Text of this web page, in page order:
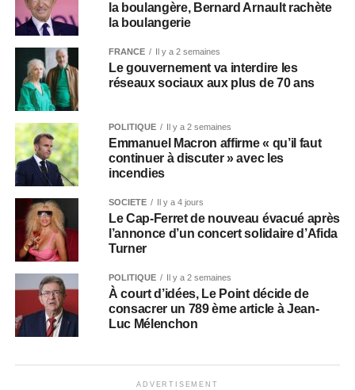
la boulangère, Bernard Arnault rachète
la boulangerie
FRANCE Il y a 2 semaines
Le gouvernement va interdire les
réseaux sociaux aux plus de 70 ans
POLITIQUE Il y a 2 semaines
Emmanuel Macron affirme « qu’il faut
continuer à discuter » avec les
incendies
SOCIÉTÉ Il y a 4 jours
Le Cap-Ferret de nouveau évacué après
l’annonce d’un concert solidaire d’Afida
Turner
POLITIQUE Il y a 2 semaines
À court d’idées, Le Point décide de
consacrer un 789 ème article à Jean-
Luc Mélenchon
ADVERTISEMENT